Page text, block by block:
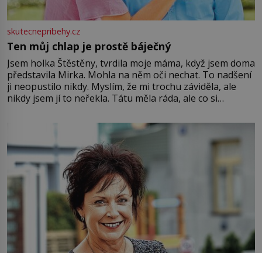
skutecnepribehy.cz
Ten můj chlap je prostě báječný
Jsem holka Štěstěny, tvrdila moje máma, když jsem doma
představila Mirka. Mohla na něm oči nechat. To nadšení
ji neopustilo nikdy. Myslím, že mi trochu záviděla, ale
nikdy jsem jí to neřekla. Tátu měla ráda, ale co si
Jsme spolu moc rádi Tehdy byla jiná doba, když